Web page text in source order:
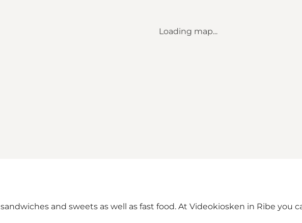
Loading map...
and sweets as well as fast food. At Videokiosken in Ribe you